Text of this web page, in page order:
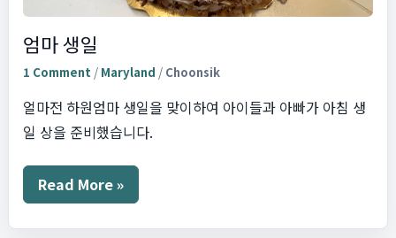
엄마 생일
1 Comment / Maryland / Choonsik
얼마전 하원엄마 생일을 맞이하여 아이들과 아빠가 아침 생
일 상을 준비했습니다.
엄
마
일
Read More »